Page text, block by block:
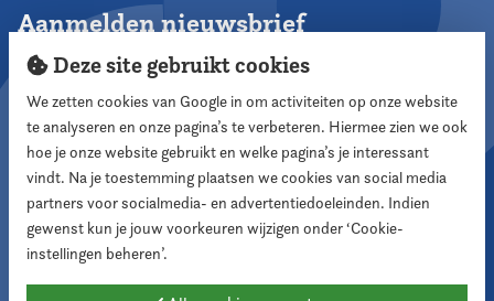
Aanmelden nieuwsbrief
Aanmelden
Volg ons
Deze site gebruikt cookies
We zetten cookies van Google in om activiteiten op onze website
te analyseren en onze pagina’s te verbeteren. Hiermee zien we ook
hoe je onze website gebruikt en welke pagina’s je interessant
vindt. Na je toestemming plaatsen we cookies van social media
partners voor socialmedia- en advertentiedoeleinden. Indien
gewenst kun je jouw voorkeuren wijzigen onder ‘Cookie-
instellingen beheren’.